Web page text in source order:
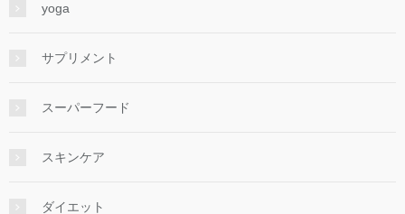
yoga
サプリメント
スーパーフード
スキンケア
ダイエット